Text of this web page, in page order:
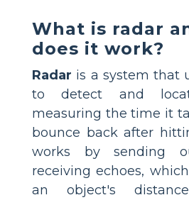
What is radar
does it work?
Radar is a system that
to detect and
measuring the time it
bounce back after
works by sending
receiving echoes,
an object's